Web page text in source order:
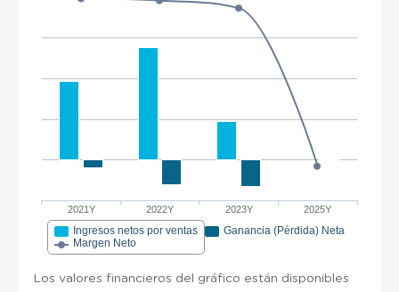
2021Y 2022Y 2023Y 2025Y
Ingresos netos por ventas
Ganancia (Pérdida) Neta
Margen Neto
Los valores financieros del gráfico están disponibles